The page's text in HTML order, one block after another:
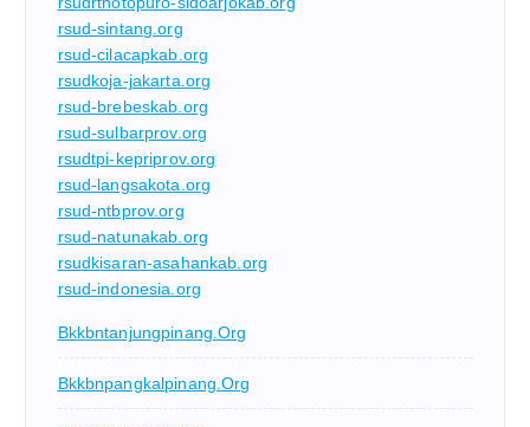
rsud-sintang.org
rsud-cilacapkab.org
rsudkoja-jakarta.org
rsud-brebeskab.org
rsud-sulbarprov.org
rsudtpi-kepriprov.org
rsud-langsakota.org
rsud-ntbprov.org
rsud-natunakab.org
rsudkisaran-asahankab.org
rsud-indonesia.org
Bkkbntanjungpinang.org
Bkkbnpangkalpinang.org